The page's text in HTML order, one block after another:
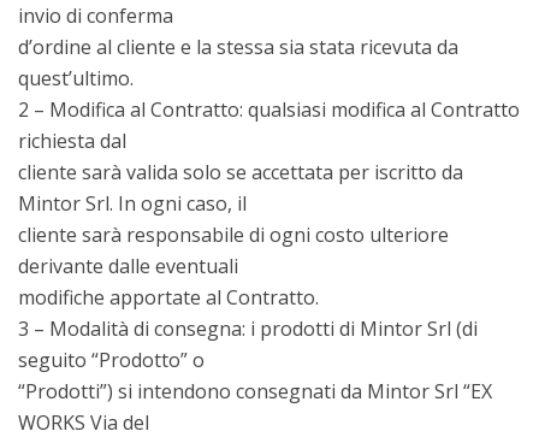
invio di conferma
d’ordine al cliente e la stessa sia stata ricevuta da
quest’ultimo.
2 – Modifica al Contratto: qualsiasi modifica al Contratto
richiesta dal
cliente sarà valida solo se accettata per iscritto da
Mintor Srl. In ogni caso, il
cliente sarà responsabile di ogni costo ulteriore
derivante dalle eventuali
modifiche apportate al Contratto.
3 – Modalità di consegna: i prodotti di Mintor Srl (di
seguito “Prodotto” o
“Prodotti”) si intendono consegnati da Mintor Srl “EX
WORKS Via del